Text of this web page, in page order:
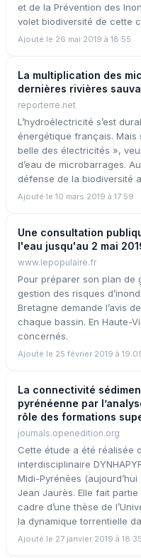
et de la Prévention des
volet biodiversité de cette
Ajouté le 26 mai 2019 à 18:55
La multiplication des
dernières rivières
reporterre.net
L’hydroélectricité s’est
énergétique français.
belle des électricités »,
d’eau de microbarrages.
défense de la biodiversité
Ajouté le 10 mars 2019 à 17:59
Une consultation
l'eau jusqu'au 2 mai
www.lepopulaire.fr
Pour préparer son plan de
gestion des risques
Bretagne demande l’avis
chaque bassin. En Haute-
concernés.
Ajouté le 25 février 2019 à
La connectivité
pyrénéenne par
rôle des formations
journals.openedition.org
Cette étude a été réalisée
interdisciplinaire
Midi-Pyrénées
Jean Jaurès. Elle fait
cadre d’une thèse de
la dynamique torrentielle
Ajouté le 27 janvier 2019 à 18:35